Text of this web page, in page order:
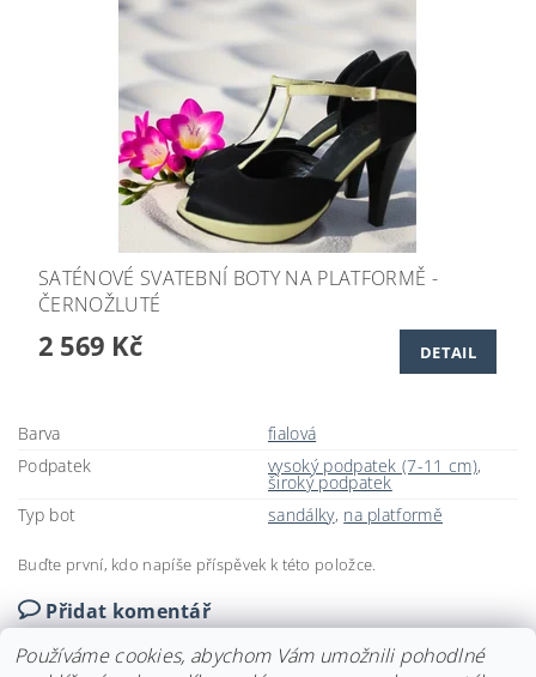
SATÉNOVÉ SVATEBNÍ BOTY NA PLATFORMĚ -
ČERNOŽLUTÉ
2 569 Kč DETAIL
Barva
fialová
Podpatek
vysoký podpatek (7-11 cm),
široký podpatek
Typ bot
sandálky, na platformě
Buďte první, kdo napíše příspěvek k této položce.
Přidat komentář
Používáme cookies, abychom Vám umožnili pohodlné